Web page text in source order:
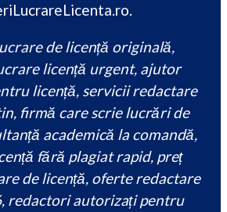
de licență originală,
licență urgent, ajutor
licență, servicii redactare
firmă care scrie lucrări de
academică la comandă,
fără plagiat rapid, preț
de licență, oferte redactare
redactori autorizați pentru